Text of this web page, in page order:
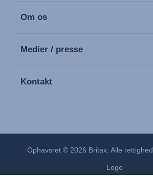
Om os
Medier / presse
Kontakt
Ophavsret © 2026 Britax. Alle
Logo